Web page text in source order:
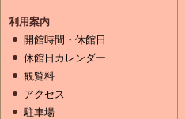
利用案内
開館時間・休館日
休館日カレンダー
観覧料
アクセス
駐車場